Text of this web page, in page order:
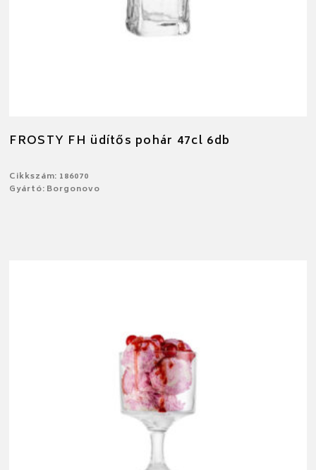
FROSTY FH üdítős pohár 47cl 6db
Cikkszám: 186070
Gyártó: Borgonovo